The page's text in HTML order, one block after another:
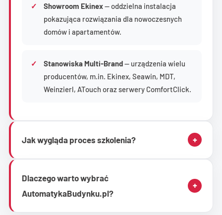
Showroom Ekinex— oddzielna instalacja
pokazująca rozwiązania dla nowoczesnych
domów i apartamentów.
Stanowiska Multi-Brand— urządzenia wielu
producentów, m.in. Ekinex, Seawin, MDT,
Weinzierl, ATouch oraz serwery ComfortClick.
Jak wygląda proces szkolenia? +
Dlaczego warto wybrać
AutomatykaBudynku.pl?
+